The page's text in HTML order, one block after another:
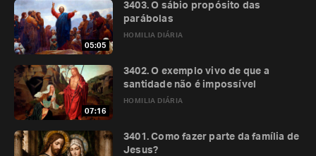
05:05
HOMILIA DIÁRIA
3403. O sábio propósito das
parábolas
07:16
HOMILIA DIÁRIA
3402. O exemplo vivo de que a
santidade não é impossível
3401. Como fazer parte da família de
Jesus?